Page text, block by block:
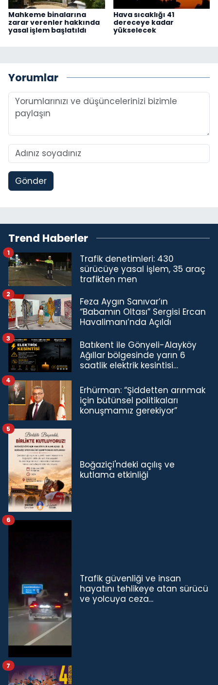
Mahkeme binalarına
zarar verenler hakkında
yasal işlem başlatıldı
Hava sıcaklığı 41
dereceye kadar
yükselecek
Yorumlar
Gönder
Trend Haberler
Trafik denetimleri: 430
sürücüye yasal işlem, 35 araç
trafikten men
1
Feza Aygın Sanıvar’ın
“Babamın Oltası” Sergisi Ercan
Havalimanı’nda Açıldı
2
Batıkent ile Gönyeli-Alayköy
Ağıllar bölgesinde yarın 6
saatlik elektrik kesintisi…
3
Erhürman: “Şiddetten arınmak
için bütünsel politikaları
konuşmamız gerekiyor”
4
Boğaziçi'ndeki açılış ve
kutlama etkinliği
5
Trafik güvenliği ve insan
hayatını tehlikeye atan sürücü
ve yolcuya ceza...
6
7